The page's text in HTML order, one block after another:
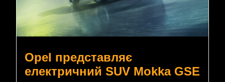
Opel представляє
електричний SUV Mokka GSE